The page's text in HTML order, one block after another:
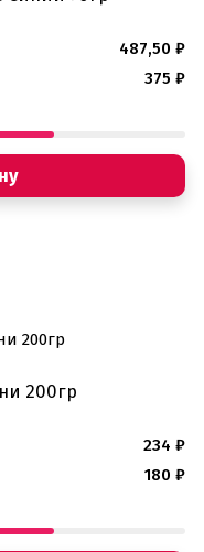
487,50 ₽
375 ₽
200гр
234 ₽
180 ₽